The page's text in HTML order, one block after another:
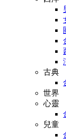
古典
世界
心靈
兒童